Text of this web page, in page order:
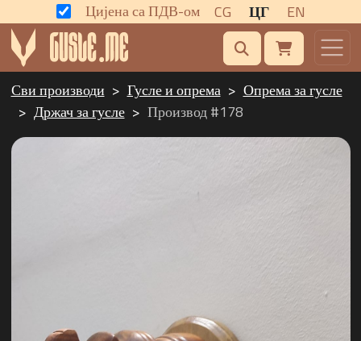
Цијена са ПДВ-ом CG ЦГ EN
Сви производи Гусле и опрема
Опрема за гусле
Држач за гусле
Производ #178